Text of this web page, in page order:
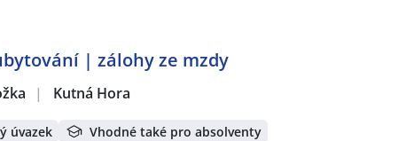
| zálohy ze mzdy
| Kutná Hora
úvazek Vhodné také pro absolventy